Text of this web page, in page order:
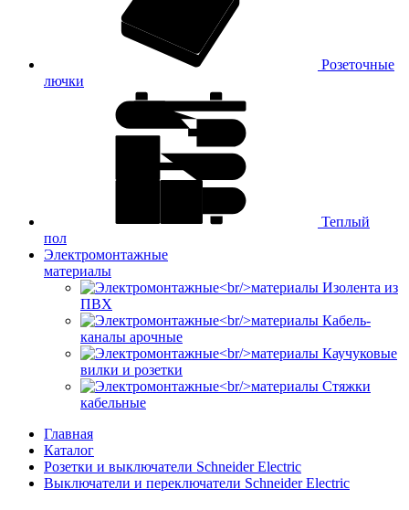
Розеточные
лючки
Теплый
пол
Электромонтажные
материалы
Изолента из
ПВХ
Кабель-
каналы арочные
Каучуковые
вилки и розетки
Стяжки
кабельные
Главная
Каталог
Розетки и выключатели Schneider Electric
Выключатели и переключатели Schneider Electric